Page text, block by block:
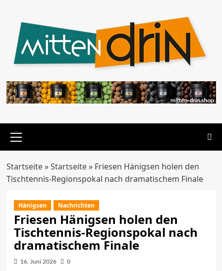
springen
Menü
Startseite»Startseite» Friesen Hänigsen holen den
Tischtennis-Regionspokal nach dramatischem Finale
Hänigsen Nachrichten
Friesen Hänigsen holen den
Tischtennis-Regionspokal nach
dramatischem Finale
16. Juni 2026 0